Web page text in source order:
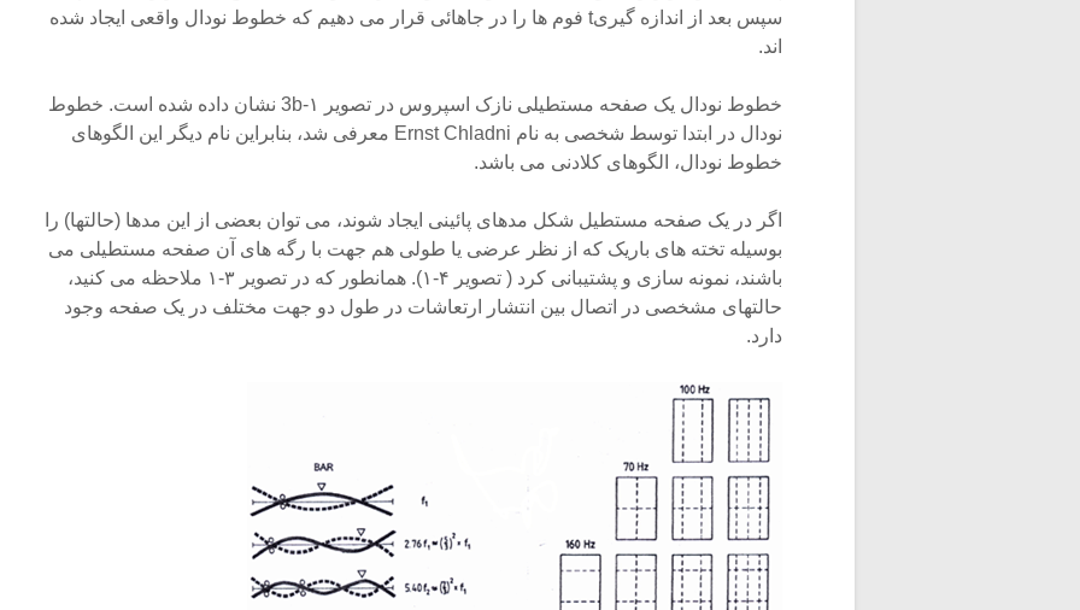
سپس بعد از اندازه گیریt فوم ها را در جاهائی قرار می دهیم که خطوط نودال واقعی ایجاد شده
اند.
خطوط نودال یک صفحه مستطیلی نازک اسپروس در تصویر ۱-3b نشان داده شده است. خطوط
نودال در ابتدا توسط شخصی به نام Ernst Chladni معرفی شد، بنابراین نام دیگر این الگوهای
خطوط نودال، الگوهای کلادنی می باشد.
اگر در یک صفحه مستطیل شکل مدهای پائینی ایجاد شوند، می توان بعضی از این مدها (حالتها) را
بوسیله تخته های باریک که از نظر عرضی یا طولی هم جهت با رگه های آن صفحه مستطیلی می
باشند، نمونه سازی و پشتیبانی کرد ( تصویر ۴-۱). همانطور که در تصویر ۳-۱ ملاحظه می کنید،
حالتهای مشخصی در اتصال بین انتشار ارتعاشات در طول دو جهت مختلف در یک صفحه وجود
دارد.